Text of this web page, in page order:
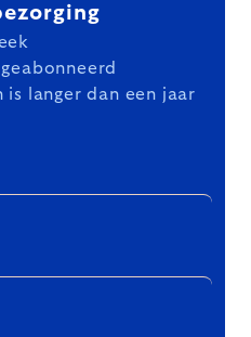
is langer dan een jaar